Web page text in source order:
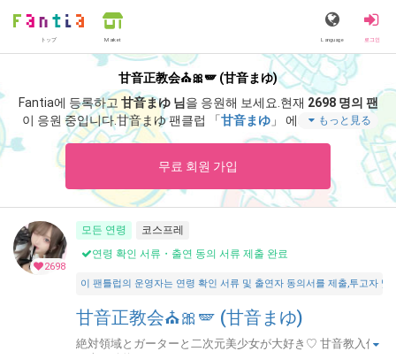
トップ Market Language 로그인
甘音正教会⛪🎀🪽 (甘音まゆ)
Fantia에 등록하고 甘音まゆ 님을 응원해 보세요. 현재 2698 명의 팬
이 응원 중입니다.甘音まゆ 팬클럽 「甘音まゆ」 에서는 「♡浴衣
♡」 등 스페셜 콘텐츠를 즐기실 수 있습니다.
もっと見る
무료 회원 가입
2698
모든 연령
코스프레
연령 확인 서류・출연 동의 서류 제출 완료
이 팬틀럽의 운영자는 연령 확인 서류 및 출연자 동의서를 제출,투고자
甘音正教会⛪🎀🪽 (甘音まゆ)
絶対領域とガーターと二次元美少女が大好き♡ 甘音教入信